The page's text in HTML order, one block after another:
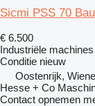
Sicmi PSS 70
€ 6.500
Industriële
Conditie nieuw
Oostenrijk,
Hesse + Co
Contact opnemen